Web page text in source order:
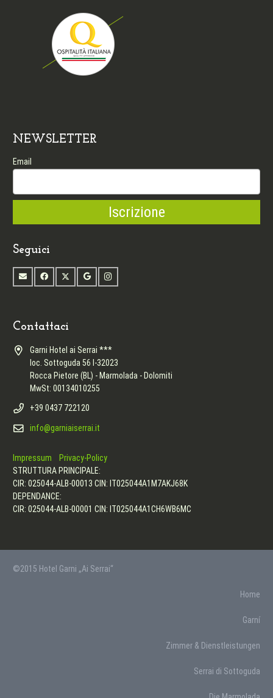
NEWSLETTER
Email
Seguici
Contattaci
Garni Hotel ai Serrai ***
loc. Sottoguda 56 I-32023
Rocca Pietore (BL) - Marmolada - Dolomiti
MwSt: 00134010255
+39 0437 722120
info@garniaiserrai.it
Impressum
Privacy-Policy
STRUTTURA PRINCIPALE:
CIR: 025044-ALB-00013 CIN: IT025044A1M7AKJ68K
DEPENDANCE:
CIR: 025044-ALB-00001 CIN: IT025044A1CH6WB6MC
©2015 Hotel Garni „Ai Serrai“
Home
Garní
Zimmer & Dienstleistungen
Serrai di Sottoguda